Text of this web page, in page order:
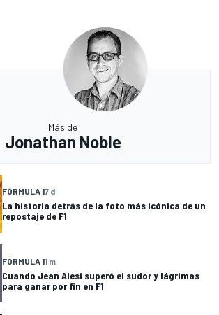
Más de
Jonathan Noble
FÓRMULA 17 d
La historia detrás de la foto más icónica de un
repostaje de F1
FÓRMULA 11 m
Cuando Jean Alesi superó el sudor y lágrimas
para ganar por fin en F1